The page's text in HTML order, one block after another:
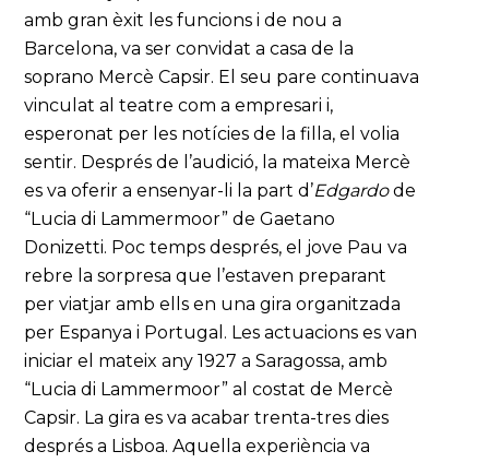
amb gran èxit les funcions i de nou a
Barcelona, va ser convidat a casa de la
soprano Mercè Capsir. El seu pare continuava
vinculat al teatre com a empresari i,
esperonat per les notícies de la filla, el volia
sentir. Després de l’audició, la mateixa Mercè
es va oferir a ensenyar-li la part d’Edgardode
“Lucia di Lammermoor” de Gaetano
Donizetti. Poc temps després, el jove Pau va
rebre la sorpresa que l’estaven preparant
per viatjar amb ells en una gira organitzada
per Espanya i Portugal. Les actuacions es van
iniciar el mateix any 1927 a Saragossa, amb
“Lucia di Lammermoor” al costat de Mercè
Capsir. La gira es va acabar trenta-tres dies
després a Lisboa. Aquella experiència va